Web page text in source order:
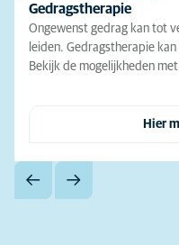
Gedragstherapie
Ongewenst gedrag kan tot
leiden. Gedragstherapie
Bekijk de mogelijkheden
Hier